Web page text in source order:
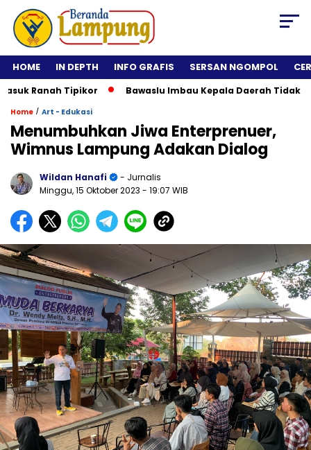
HOME IN DEPTH INFO GRAFIS SERSAN NGOMPOL
Tipikor Bawaslu Imbau Kepala Daerah Tidak Rolling
Home / Art - Edukasi
Menumbuhkan Jiwa Enterprenuer,
Wimnus Lampung Adakan Dialog
Wildan Hanafi
- Jurnalis
Minggu, 15 Oktober 2023 - 19:07 WIB